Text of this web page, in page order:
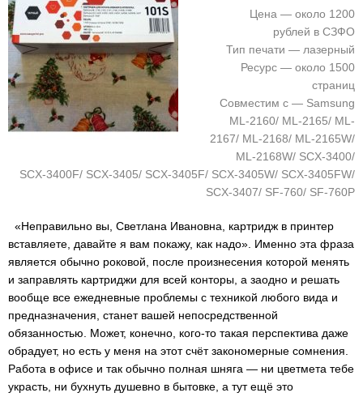
Цена — около 1200
рублей в СЗФО
Тип печати — лазерный
Ресурс — около 1500
страниц
Совместим с — Samsung
ML-2160/ ML-2165/ ML-
2167/ ML-2168/ ML-2165W/
ML-2168W/ SCX-3400/
SCX-3400F/ SCX-3405/ SCX-3405F/ SCX-3405W/ SCX-3405FW/
SCX-3407/ SF-760/ SF-760P
«Неправильно вы, Светлана Ивановна, картридж в принтер
вставляете, давайте я вам покажу, как надо». Именно эта фраза
является обычно роковой, после произнесения которой менять
и заправлять картриджи для всей конторы, а заодно и решать
вообще все ежедневные проблемы с техникой любого вида и
предназначения, станет вашей непосредственной
обязанностью. Может, конечно, кого-то такая перспектива даже
обрадует, но есть у меня на этот счёт закономерные сомнения.
Работа в офисе и так обычно полная шняга — ни цветмета тебе
украсть, ни бухнуть душевно в бытовке, а тут ещё это